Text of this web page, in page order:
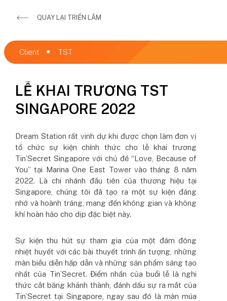
QUAY LẠI TRIỂN LÃM
Client ​ TST
LỄ KHAI TRƯƠNG TST
SINGAPORE 2022
Dream Station rất vinh dự khi được chọn làm đơn vị
tổ chức sự kiện chính thức cho lễ khai trương
Tin’Secret Singapore với chủ đề “Love, Because of
You” tại Marina One East Tower vào tháng 8 năm
2022. Là chi nhánh đầu tiên của thương hiệu tại
Singapore, chúng tôi đã tạo ra một sự kiện đáng
nhớ và hoành tráng, mang đến không gian và không
khí hoàn hảo cho dịp đặc biệt này.
Sự kiện thu hút sự tham gia của một đám đông
nhiệt huyết với các bài thuyết trình ấn tượng, những
màn biểu diễn hấp dẫn và những sản phẩm sáng tạo
nhất của Tin’Secret. Điểm nhấn của buổi lễ là nghi
thức cắt băng khánh thành, đánh dấu sự ra mắt của
Tin’Secret tại Singapore, ngay sau đó là màn múa